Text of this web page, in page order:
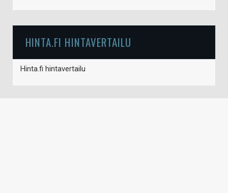
HINTA.FI HINTAVERTAILU
Hinta.fi hintavertailu